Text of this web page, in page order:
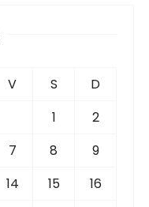
V S
D
1
2
7 8
9
14 15
16